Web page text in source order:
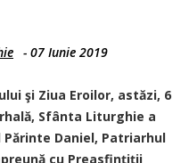
- 07 Iunie 2019
şi Ziua Eroilor, astăzi, 6
Sfânta Liturghie a
Daniel, Patriarhul
cu Preasfinţiţii